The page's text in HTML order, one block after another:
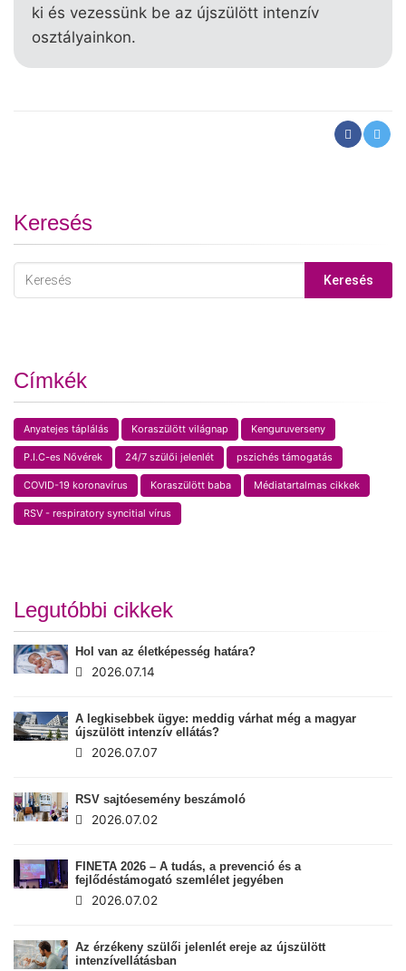
ki és vezessünk be az újszülött intenzív
osztályainkon.
Keresés
Keresés
Címkék
Anyatejes táplálás Koraszülött világnap Kenguruverseny
P.I.C-es Nővérek 24/7 szülői jelenlét pszichés támogatás
COVID-19 koronavírus Koraszülött baba Médiatartalmas cikkek
RSV - respiratory syncitial vírus
Legutóbbi cikkek
Hol van az életképesség határa?
2026.07.14
A legkisebbek ügye: meddig várhat még a magyar
újszülött intenzív ellátás?
2026.07.07
RSV sajtóesemény beszámoló
2026.07.02
FINETA 2026 – A tudás, a prevenció és a
fejlődéstámogató szemlélet jegyében
2026.07.02
Az érzékeny szülői jelenlét ereje az újszülött
intenzívellátásban